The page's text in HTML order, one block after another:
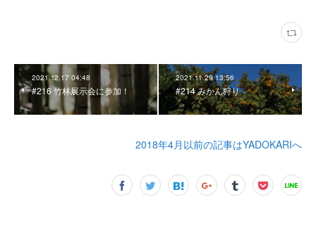
2021.12.17 04:48
#216 竹林展示会に参加！
2021.11.29 13:56
#214 みかん狩り
2018年4月以前の記事はYADOKARIへ